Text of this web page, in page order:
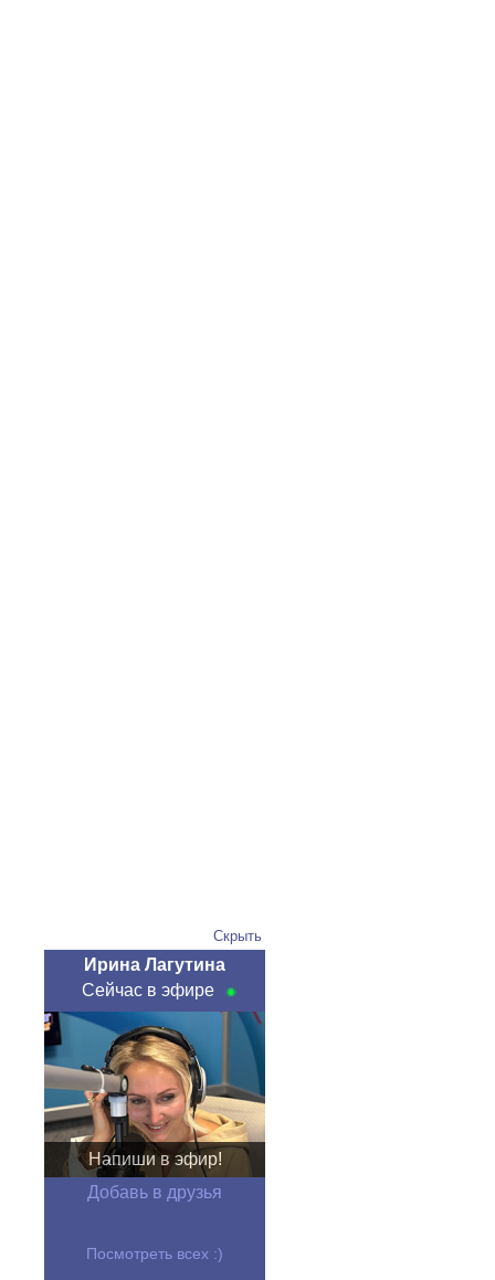
Скрыть
Ирина Лагутина
Сейчас в эфире
Напиши в эфир!
Добавь в друзья
Посмотреть всех :)